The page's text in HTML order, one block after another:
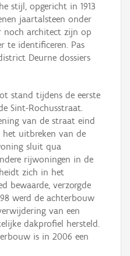
stijl, opgericht in 1913
jaartalsteen onder
noch architect zijn op
te identificeren. Pas
Deurne dossiers
stand tijdens de eerste
Sint-Rochusstraat.
van de straat eind
het uitbreken van de
sluit qua
rijwoningen in de
zich in het
bewaarde, verzorgde
werd de achterbouw
van een
dakprofiel hersteld.
is in 2006 een